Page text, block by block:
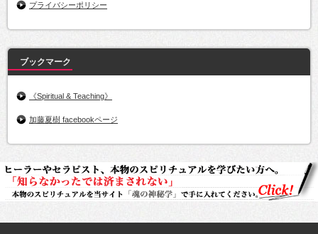
プライバシーポリシー
ブックマーク
《Spiritual & Teaching》
加藤夏樹 facebookページ